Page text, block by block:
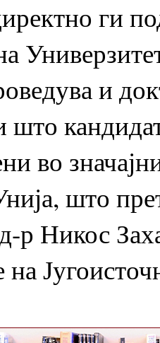
ги
и
во
што
р Никос